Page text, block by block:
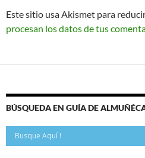
Este sitio usa Akismet para
procesan los datos de tus
BÚSQUEDA EN GUÍA DE